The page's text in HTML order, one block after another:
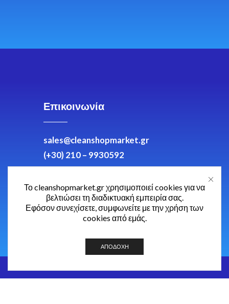
Το cleanshopmarket.gr χρησιμοποιεί cookies για να
βελτιώσει τη διαδικτυακή εμπειρία σας.
Εφόσον συνεχίσετε, συμφωνείτε με την χρήση των
cookies από εμάς.
ΑΠΟΔΟΧΉ
Επικοινωνία
sales@cleanshopmarket.gr
(+30) 210 – 9930592
Δωδεκανήσου 5, Άλιμος 174
56,